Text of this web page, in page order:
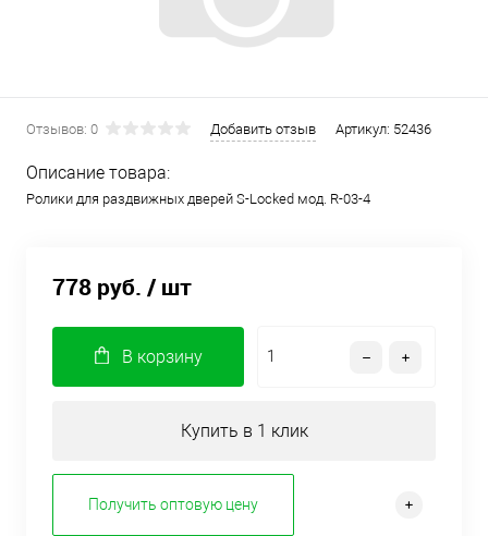
Отзывов: 0 Добавить отзыв Артикул: 52436
Описание товара:
Ролики для раздвижных дверей S-Locked мод. R-03-4
778 руб. / шт
В корзину
Купить в 1 клик
Получить оптовую цену